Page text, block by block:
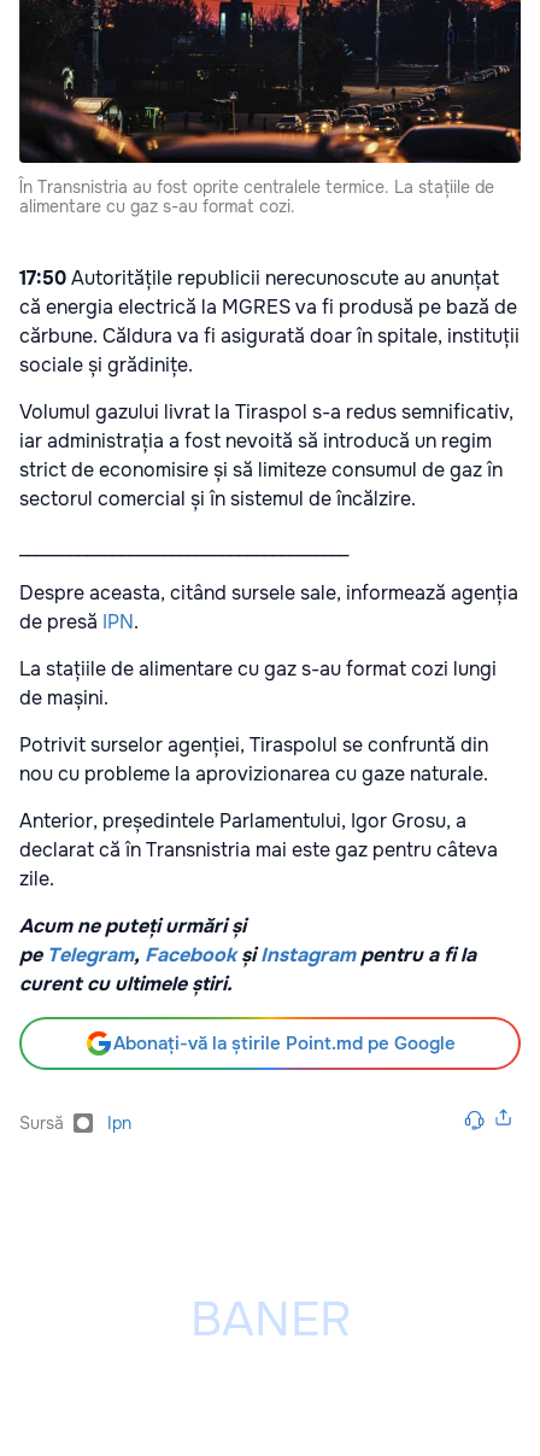
În Transnistria au fost oprite centralele termice. La stațiile de
alimentare cu gaz s-au format cozi.
17:50Autoritățile republicii nerecunoscute au anunțat
că energia electrică la MGRES va fi produsă pe bază de
cărbune. Căldura va fi asigurată doar în spitale, instituții
sociale și grădinițe.
Volumul gazului livrat la Tiraspol s-a redus semnificativ,
iar administrația a fost nevoită să introducă un regim
strict de economisire și să limiteze consumul de gaz în
sectorul comercial și în sistemul de încălzire.
Despre aceasta, citând sursele sale, informează agenția
de presă IPN.
La stațiile de alimentare cu gaz s-au format cozi lungi
de mașini.
Potrivit surselor agenției, Tiraspolul se confruntă din
nou cu probleme la aprovizionarea cu gaze naturale.
Anterior, președintele Parlamentului, Igor Grosu, a
declarat că în Transnistria mai este gaz pentru câteva
zile.
Acum ne puteți urmări și
pe Telegram, Facebook șiInstagrampentru a fi la
curent cu ultimele știri.
Abonați-vă la știrile Point.md pe Google
Sursă Ipn